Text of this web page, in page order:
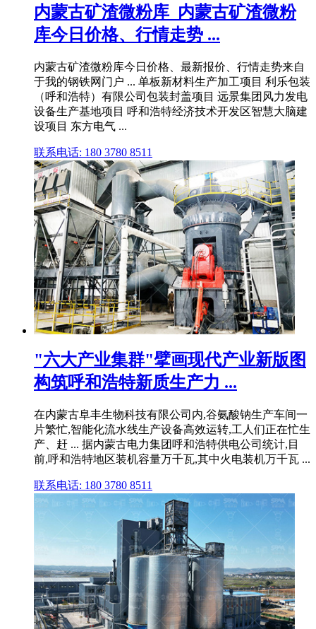
内蒙古矿渣微粉库_内蒙古矿渣微粉
库今日价格、行情走势 ...
内蒙古矿渣微粉库今日价格、最新报价、行情走势来自
于我的钢铁网门户 ... 单板新材料生产加工项目 利乐包装
（呼和浩特）有限公司包装封盖项目 远景集团风力发电
设备生产基地项目 呼和浩特经济技术开发区智慧大脑建
设项目 东方电气 ...
联系电话: 180 3780 8511
"六大产业集群"擘画现代产业新版图
构筑呼和浩特新质生产力 ...
在内蒙古阜丰生物科技有限公司内,谷氨酸钠生产车间一
片繁忙,智能化流水线生产设备高效运转,工人们正在忙生
产、赶 ... 据内蒙古电力集团呼和浩特供电公司统计,目
前,呼和浩特地区装机容量万千瓦,其中火电装机万千瓦 ...
联系电话: 180 3780 8511